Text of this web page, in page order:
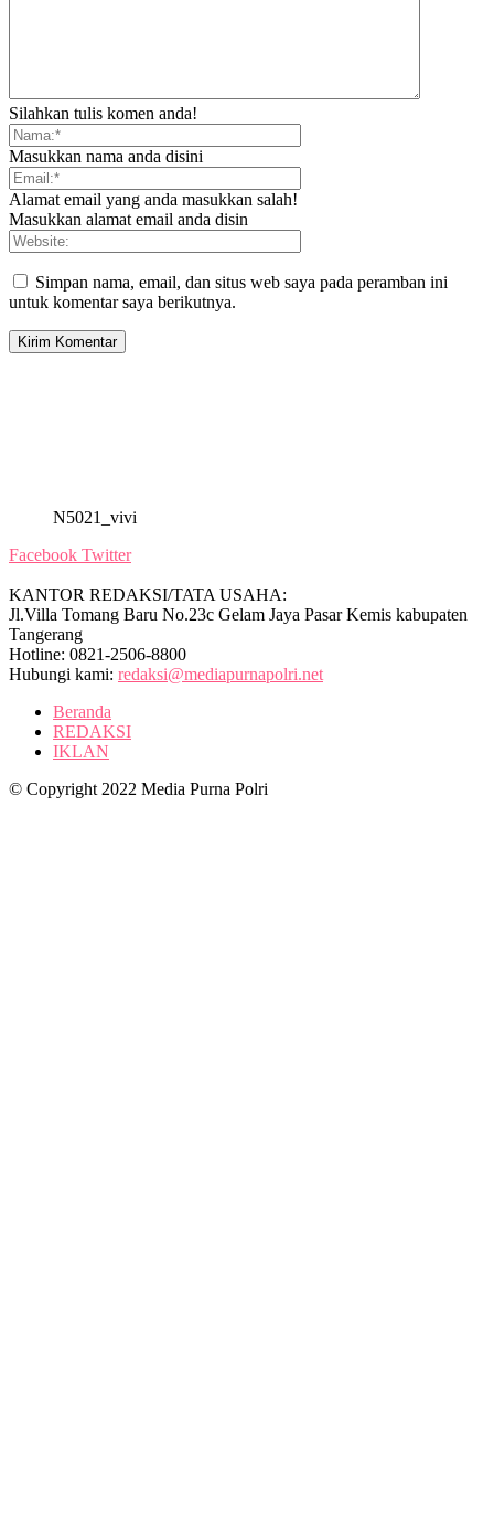
Silahkan tulis komen anda!
Masukkan nama anda disini
Alamat email yang anda masukkan salah!
Masukkan alamat email anda disin
Simpan nama, email, dan situs web saya pada peramban ini
untuk komentar saya berikutnya.
N5021_vivi
Facebook Twitter
KANTOR REDAKSI/TATA USAHA:
Jl.Villa Tomang Baru No.23c Gelam Jaya Pasar Kemis kabupaten
Tangerang
Hotline: 0821-2506-8800
Hubungi kami: redaksi@mediapurnapolri.net
Beranda
REDAKSI
IKLAN
© Copyright 2022 Media Purna Polri